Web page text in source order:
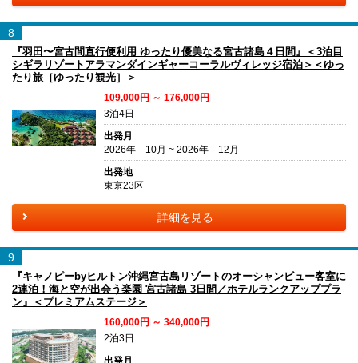
8
『羽田〜宮古間直行便利用 ゆったり優美なる宮古諸島４日間』＜3泊目
シギラリゾートアラマンダインギャーコーラルヴィレッジ宿泊＞＜ゆっ
たり旅［ゆったり観光］＞
109,000円 ～ 176,000円
3泊4日
出発月
2026年 10月 ~ 2026年 12月
出発地
東京23区
詳細を見る
9
『キャノピーbyヒルトン沖縄宮古島リゾートのオーシャンビュー客室に
2連泊！海と空が出会う楽園 宮古諸島 3日間／ホテルランクアッププラ
ン』＜プレミアムステージ＞
160,000円 ～ 340,000円
2泊3日
出発月